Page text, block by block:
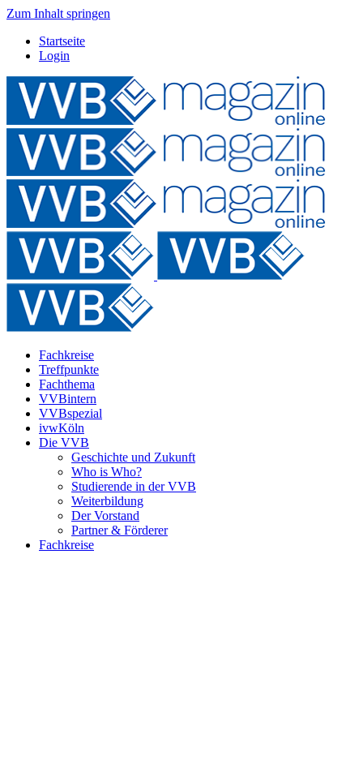
Zum Inhalt springen
Startseite
Login
Fachkreise
Treffpunkte
Fachthema
VVBintern
VVBspezial
ivwKöln
Die VVB
Geschichte und Zukunft
Who is Who?
Studierende in der VVB
Weiterbildung
Der Vorstand
Partner & Förderer
Fachkreise